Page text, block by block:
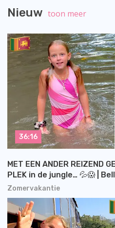
Nieuw toon meer
Zomervakantie
MET EEN ANDER REIZEND
PLEK in de jungle… 💦😱 |
36:16